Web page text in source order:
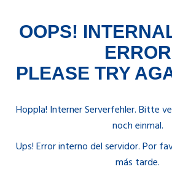
OOPS!
ERROR
PLEASE TRY
Hoppla! Interner Serverfehler. Bitte
noch einmal.
Ups! Error interno del servidor. Por
más tarde.